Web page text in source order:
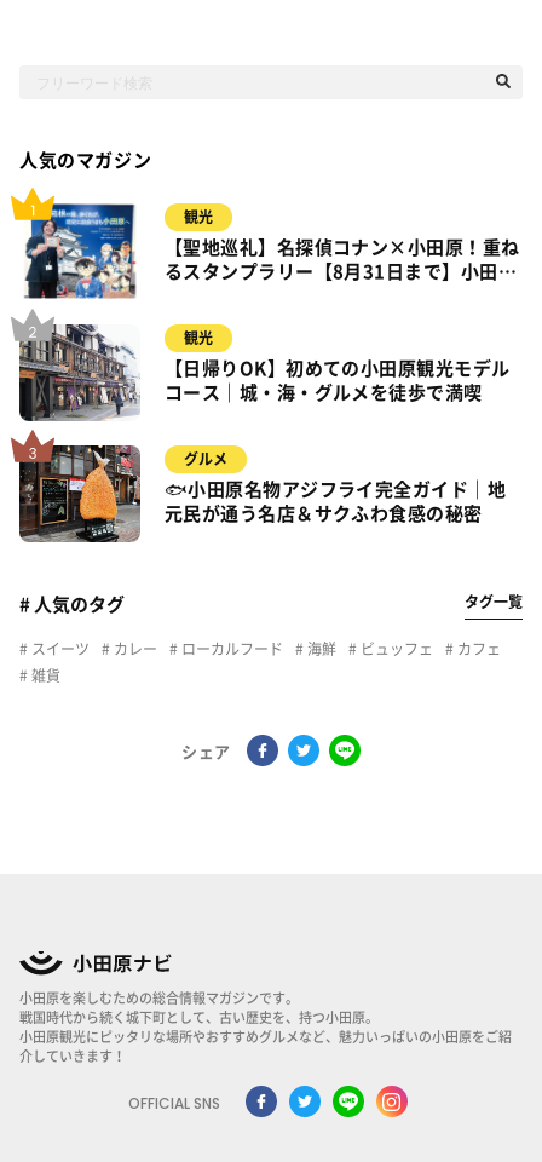
人気のマガジン
観光
【聖地巡礼】名探偵コナン×小田原！重ね
るスタンプラリー【8月31日まで】小田
観光
【日帰りOK】初めての小田原観光モデル
コース｜城・海・グルメを徒歩で満喫
グルメ
🐟小田原名物アジフライ完全ガイド｜地
元民が通う名店＆サクふわ食感の秘密
# 人気のタグ タグ一覧
スイーツ カレー ローカルフード 海鮮 ビュッフェ
カフェ
雑貨
シェア
小田原を楽しむための総合情報マガジンです。
戦国時代から続く城下町として、古い歴史を、持つ小田原。
小田原観光にピッタリな場所やおすすめグルメなど、魅力いっぱいの小田原をご紹
介していきます！
OFFICIAL SNS